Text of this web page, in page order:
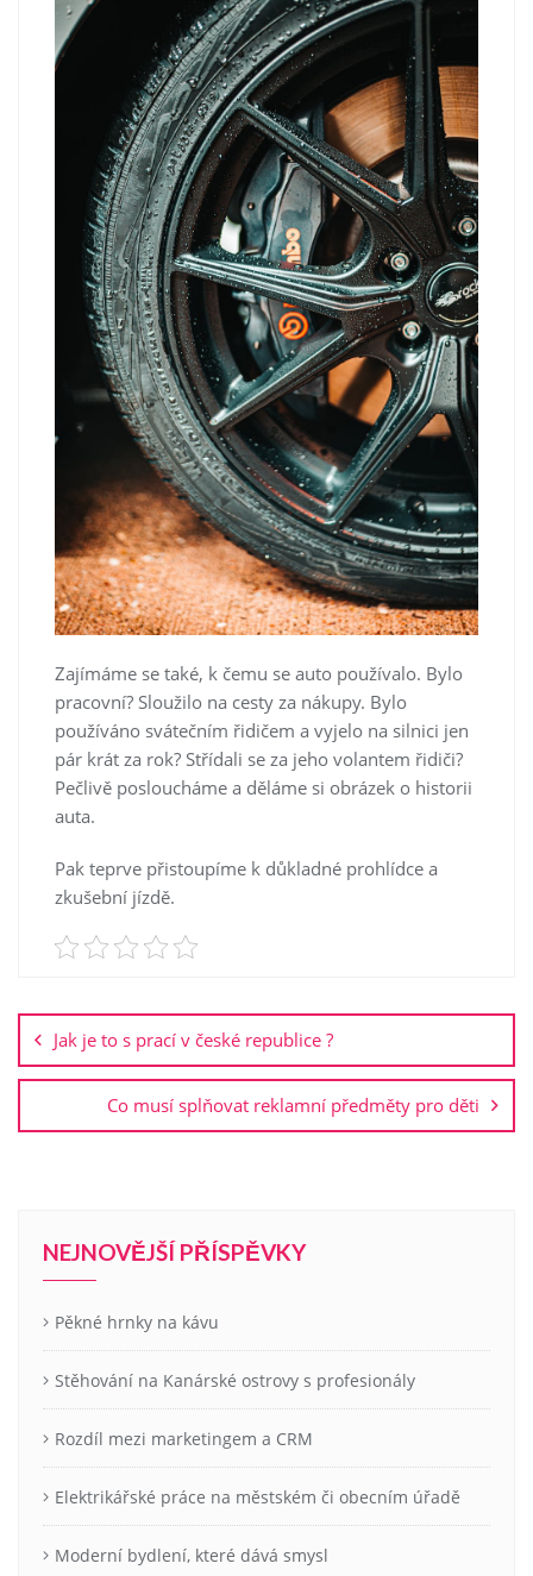
Zajímáme se také, k čemu se auto používalo. Bylo
pracovní? Sloužilo na cesty za nákupy. Bylo
používáno svátečním řidičem a vyjelo na silnici jen
pár krát za rok? Střídali se za jeho volantem řidiči?
Pečlivě posloucháme a děláme si obrázek o historii
auta.
Pak teprve přistoupíme k důkladné prohlídce a
zkušební jízdě.
pro
příspěvek
Jak je to s prací v české republice ?
Co musí splňovat reklamní předměty pro děti
NEJNOVĚJŠÍ PŘÍSPĚVKY
Pěkné hrnky na kávu
Stěhování na Kanárské ostrovy s profesionály
Rozdíl mezi marketingem a CRM
Elektrikářské práce na městském či obecním úřadě
Moderní bydlení, které dává smysl